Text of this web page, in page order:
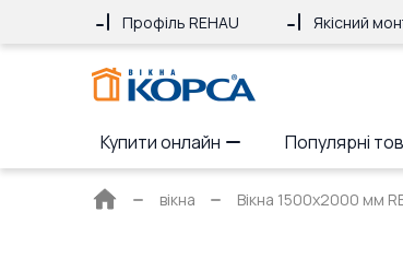
Профіль REHAU Якісний
Купити онлайн Популярні
Головна
вікна Вікна 1500x2000 мм